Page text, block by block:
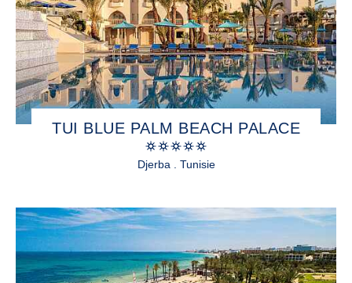
TUI BLUE PALM BEACH PALACE
Djerba . Tunisie